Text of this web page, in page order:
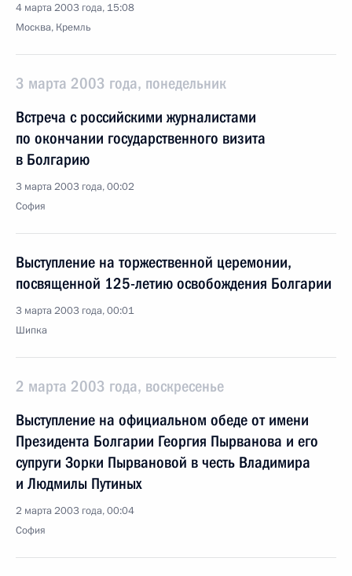
4 марта 2003 года, 15:08
Москва, Кремль
3 марта 2003 года, понедельник
Встреча с российскими журналистами
по окончании государственного визита
в Болгарию
3 марта 2003 года, 00:02
София
Выступление на торжественной церемонии,
посвященной 125-летию освобождения Болгарии
3 марта 2003 года, 00:01
Шипка
2 марта 2003 года, воскресенье
Выступление на официальном обеде от имени
Президента Болгарии Георгия Пырванова и его
супруги Зорки Пырвановой в честь Владимира
и Людмилы Путиных
2 марта 2003 года, 00:04
София